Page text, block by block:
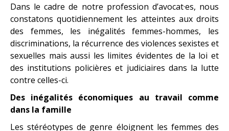
Dans le cadre de notre profession d’avocat·es, nous
constatons quotidiennement les atteintes aux droits
des femmes, les inégalités femmes-hommes, les
discriminations, la récurrence des violences sexistes et
sexuelles mais aussi les limites évidentes de la loi et
des institutions policières et judiciaires dans la lutte
contre celles-ci.
Des inégalités économiques au travail comme
dans la famille
Les stéréotypes de genre éloignent les femmes des